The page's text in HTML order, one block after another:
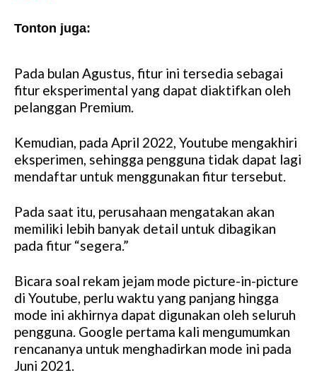
Tonton juga:
Video Rekomendasi Untuk Anda
Pada bulan Agustus, fitur ini tersedia sebagai
fitur eksperimental yang dapat diaktifkan oleh
pelanggan Premium.
Kemudian, pada April 2022, Youtube mengakhiri
eksperimen, sehingga pengguna tidak dapat lagi
mendaftar untuk menggunakan fitur tersebut.
Pada saat itu, perusahaan mengatakan akan
memiliki lebih banyak detail untuk dibagikan
pada fitur “segera.”
Bicara soal rekam jejam mode picture-in-picture
di Youtube, perlu waktu yang panjang hingga
mode ini akhirnya dapat digunakan oleh seluruh
pengguna. Google pertama kali mengumumkan
rencananya untuk menghadirkan mode ini pada
Juni 2021.